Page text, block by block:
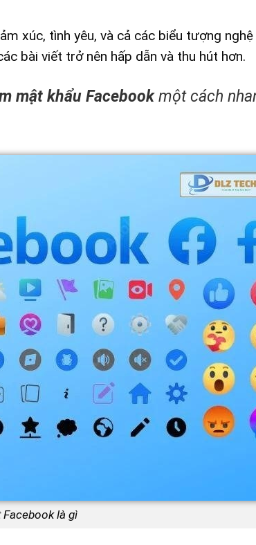
xúc, tình yêu, và cả các biểu tượng
bài viết trở nên hấp dẫn và thu hút hơn.
mật khẩu Facebookmột cách
là gì